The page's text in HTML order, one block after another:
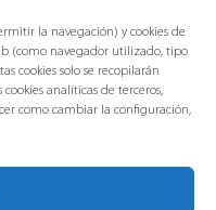
la navegación) y cookies de
(como navegador utilizado, tipo
cookies solo se recopilarán
cookies analíticas de terceros,
como cambiar la configuración,
14001 and ISO